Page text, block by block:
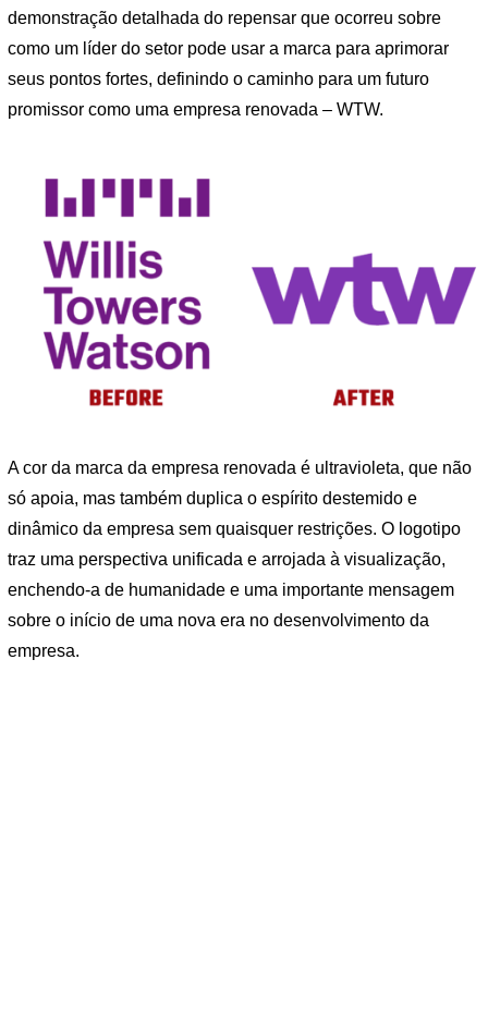
demonstração detalhada do repensar que ocorreu sobre
como um líder do setor pode usar a marca para aprimorar
seus pontos fortes, definindo o caminho para um futuro
promissor como uma empresa renovada – WTW.
A cor da marca da empresa renovada é ultravioleta, que não
só apoia, mas também duplica o espírito destemido e
dinâmico da empresa sem quaisquer restrições. O logotipo
traz uma perspectiva unificada e arrojada à visualização,
enchendo-a de humanidade e uma importante mensagem
sobre o início de uma nova era no desenvolvimento da
empresa.